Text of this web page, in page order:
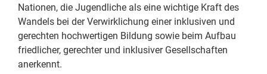
Nationen, die Jugendliche als eine wichtige Kraft des
Wandels bei der Verwirklichung einer inklusiven und
gerechten hochwertigen Bildung sowie beim Aufbau
friedlicher, gerechter und inklusiver Gesellschaften
anerkennt.